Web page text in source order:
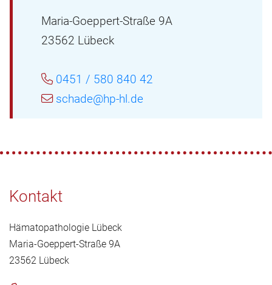
Maria-Goeppert-Straße 9A
23562 Lübeck
0451 / 580 840 42
schade@hp-hl.de
Kontakt
Hämatopathologie Lübeck
Maria-Goeppert-Straße 9A
23562 Lübeck